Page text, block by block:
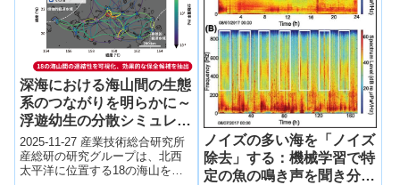
深海における海山間の生態
系のつながりを明らかに～
浮遊幼生の分散シミュレー
ションによる連結性の可視
化～
2025-11-27 産業技術総合研究所
産総研の研究グループは、北西
太平洋に位置する18の海山を対
ノイズの多い海を「ノイズ
除去」する：機械学習で特
定の魚の鳴き声を聞き分け